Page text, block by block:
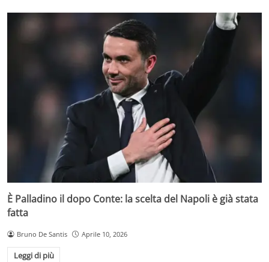
È Palladino il dopo Conte: la scelta del Napoli è già stata
fatta
Bruno De Santis Aprile 10, 2026
Leggi di più